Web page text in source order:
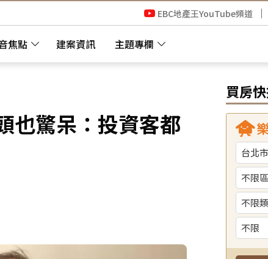
焦點 建案資訊 主題專欄
EBC地產王YouTube頻道
也驚呆：投資客都
買房